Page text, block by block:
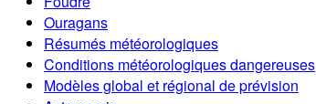
Ouragans
Résumés météorologiques
Conditions météorologiques dangereuses
Modèles global et régional de prévision